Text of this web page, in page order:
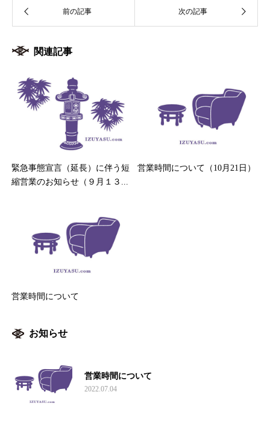
関連記事
緊急事態宣言（延長）に伴う短
縮営業のお知らせ（９月１３...
営業時間について（10月21日）
営業時間について
お知らせ
営業時間について
2022.07.04